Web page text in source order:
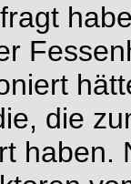
die
haben.